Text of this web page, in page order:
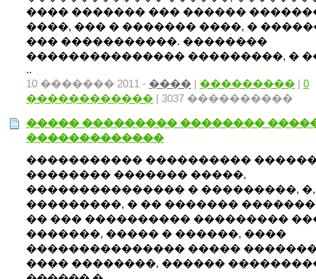
���� ������� ��� ������
����, ��� � ������� ����, �
��� �����������. ��������
��������������� ���������, �
..
10 ������� 2011 - ���� | ��������� | 0
������������ | 3037 ����������
����� ��������� ��������
�������������
����������� ����������
�������� ������� �����,
��������������� � ���������, �,
���������, � �� �������
�� ��� ���������� ���������
�������, ����� � ������, ����
��������������� �����
���� ��������, ������